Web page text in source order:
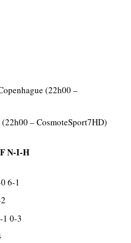
(22h00 –
– CosmoteSport7HD)
N-I-H
6-1
1 0-3